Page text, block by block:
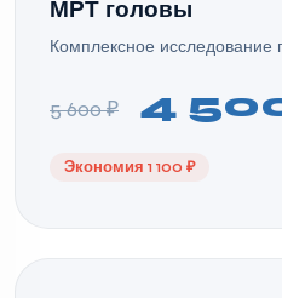
МРТ головы
Комплексное исследование
5 600 ₽ 4
Экономия 1 100 ₽